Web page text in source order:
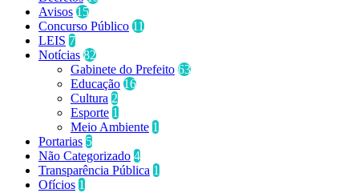
Avisos 15
Concurso Público 11
LEIS 7
Notícias 82
Gabinete do Prefeito 63
Educação 16
Cultura 2
Esporte 1
Meio Ambiente 1
Portarias 5
Não Categorizado 4
Transparência Pública 1
Ofícios 1